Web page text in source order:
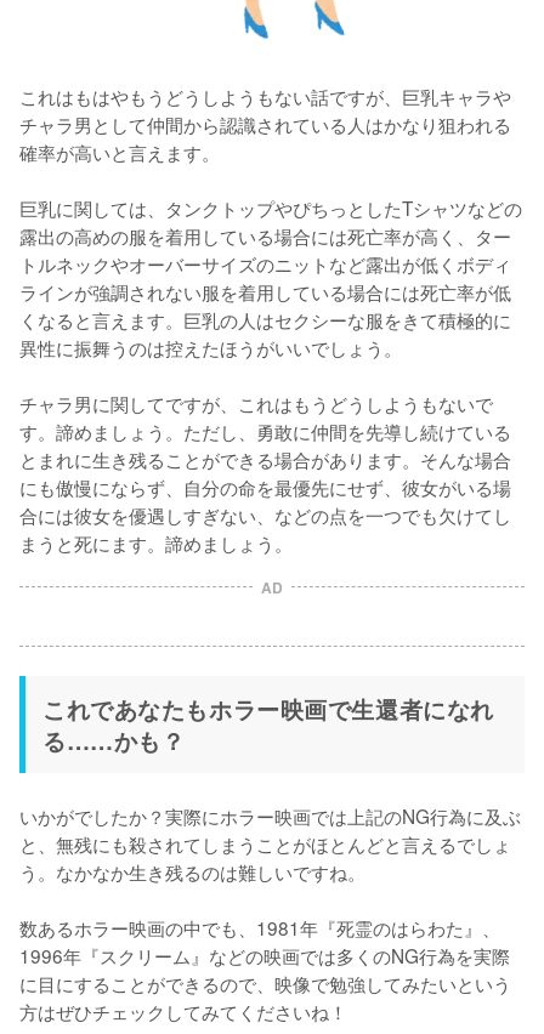
これはもはやもうどうしようもない話ですが、巨乳キャラや
チャラ男として仲間から認識されている人はかなり狙われる
確率が高いと言えます。
巨乳に関しては、タンクトップやぴちっとしたTシャツなどの
露出の高めの服を着用している場合には死亡率が高く、ター
トルネックやオーバーサイズのニットなど露出が低くボディ
ラインが強調されない服を着用している場合には死亡率が低
くなると言えます。巨乳の人はセクシーな服をきて積極的に
異性に振舞うのは控えたほうがいいでしょう。
チャラ男に関してですが、これはもうどうしようもないで
す。諦めましょう。ただし、勇敢に仲間を先導し続けている
とまれに生き残ることができる場合があります。そんな場合
にも傲慢にならず、自分の命を最優先にせず、彼女がいる場
合には彼女を優遇しすぎない、などの点を一つでも欠けてし
まうと死にます。諦めましょう。
AD
これであなたもホラー映画で生還者になれ
る……かも？
いかがでしたか？実際にホラー映画では上記のNG行為に及ぶ
と、無残にも殺されてしまうことがほとんどと言えるでしょ
う。なかなか生き残るのは難しいですね。
数あるホラー映画の中でも、1981年『死霊のはらわた』、
1996年『スクリーム』などの映画では多くのNG行為を実際
に目にすることができるので、映像で勉強してみたいという
方はぜひチェックしてみてくださいね！